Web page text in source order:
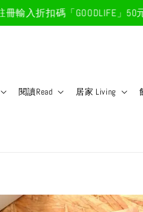
入折扣碼「GOODLIFE」50元
閱讀Read 居家 Living